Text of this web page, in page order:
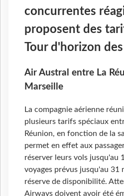
concurrentes
proposent des
Tour d'horizon
Air Austral entre La
Marseille
La compagnie aérienne
plusieurs tarifs spéciaux
Réunion, en fonction de la
permet en effet aux
réserver leurs vols jusqu'au
voyages prévus jusqu'au 31
réserve de disponibilité.
Airways doivent avoir été